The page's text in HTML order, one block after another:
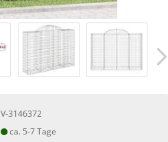
V-3146372
ca. 5-7 Tage